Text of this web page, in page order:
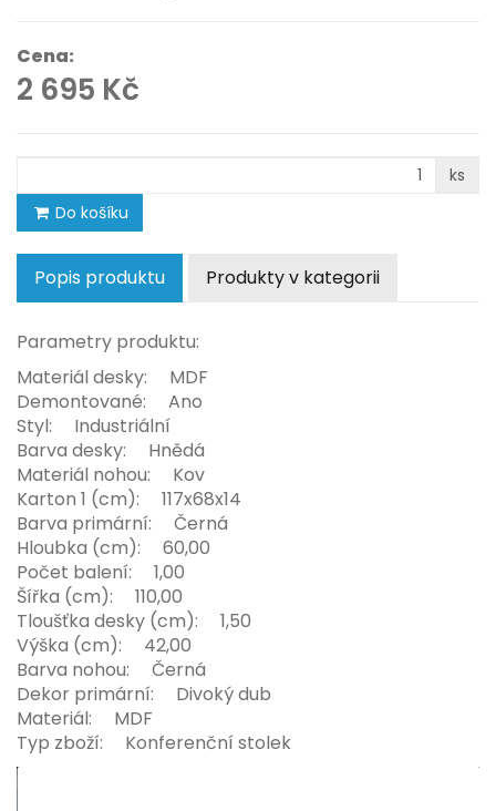
Cena:
2 695 Kč
ks
Do košíku
Popis produktu Produkty v kategorii
Parametry produktu:
Materiál desky: MDF
Demontované: Ano
Styl: Industriální
Barva desky: Hnědá
Materiál nohou: Kov
Karton 1 (cm): 117x68x14
Barva primární: Černá
Hloubka (cm): 60,00
Počet balení: 1,00
Šířka (cm): 110,00
Tloušťka desky (cm): 1,50
Výška (cm): 42,00
Barva nohou: Černá
Dekor primární: Divoký dub
Materiál: MDF
Typ zboží: Konferenční stolek